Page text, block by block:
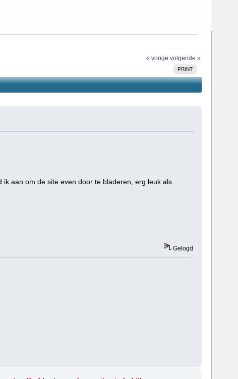
« vorige volgende »
PRINT
aan om de site even door te bladeren, erg leuk als
Gelogd